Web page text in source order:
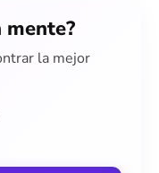
mente?
la mejor